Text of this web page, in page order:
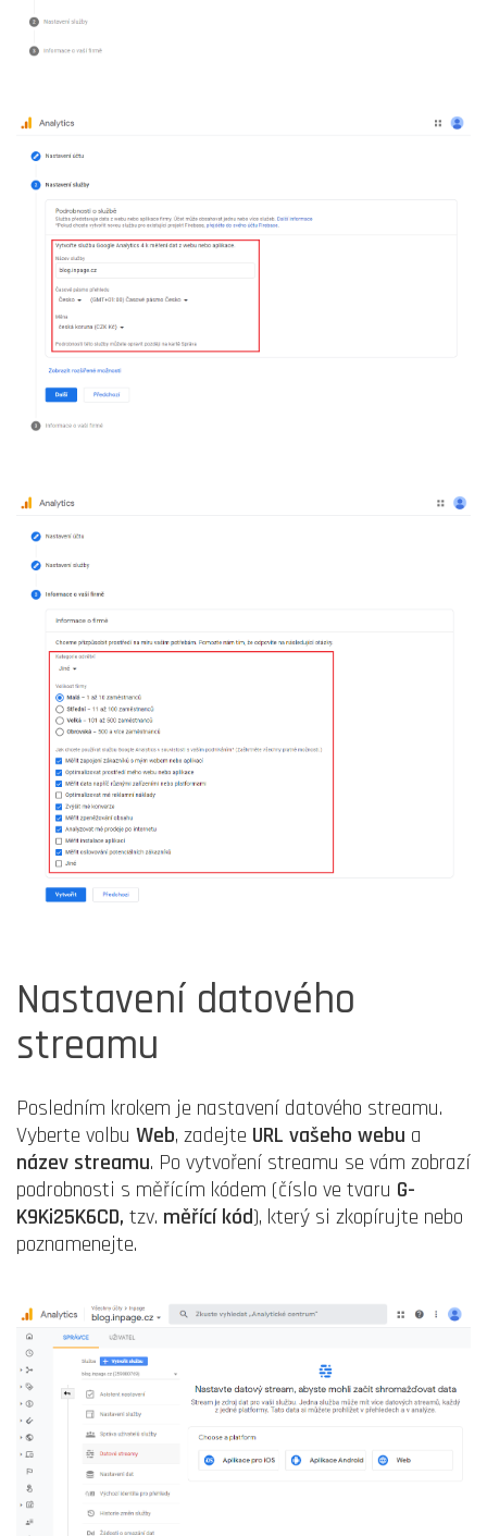
Nastavení datového
streamu
Posledním krokem je nastavení datového streamu.
Vyberte volbu Web, zadejte URL vašeho webu a
název streamu. Po vytvoření streamu se vám zobrazí
podrobnosti s měřícím kódem (číslo ve tvaru G-
K9Ki25K6CD, tzv. měřící kód), který si zkopírujte nebo
poznamenejte.